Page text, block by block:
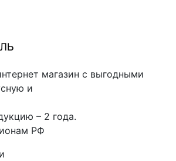
магазин с выгодными
и
– 2 года.
РФ